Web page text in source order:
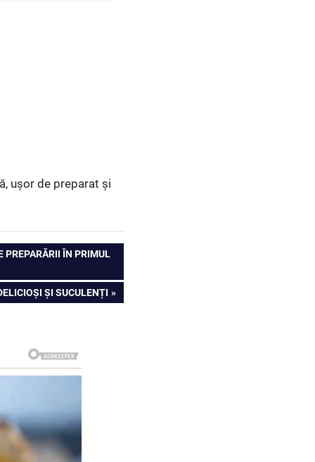
ușor de preparat și
PREPARĂRII ÎN PRIMUL
ȘI SUCULENȚI